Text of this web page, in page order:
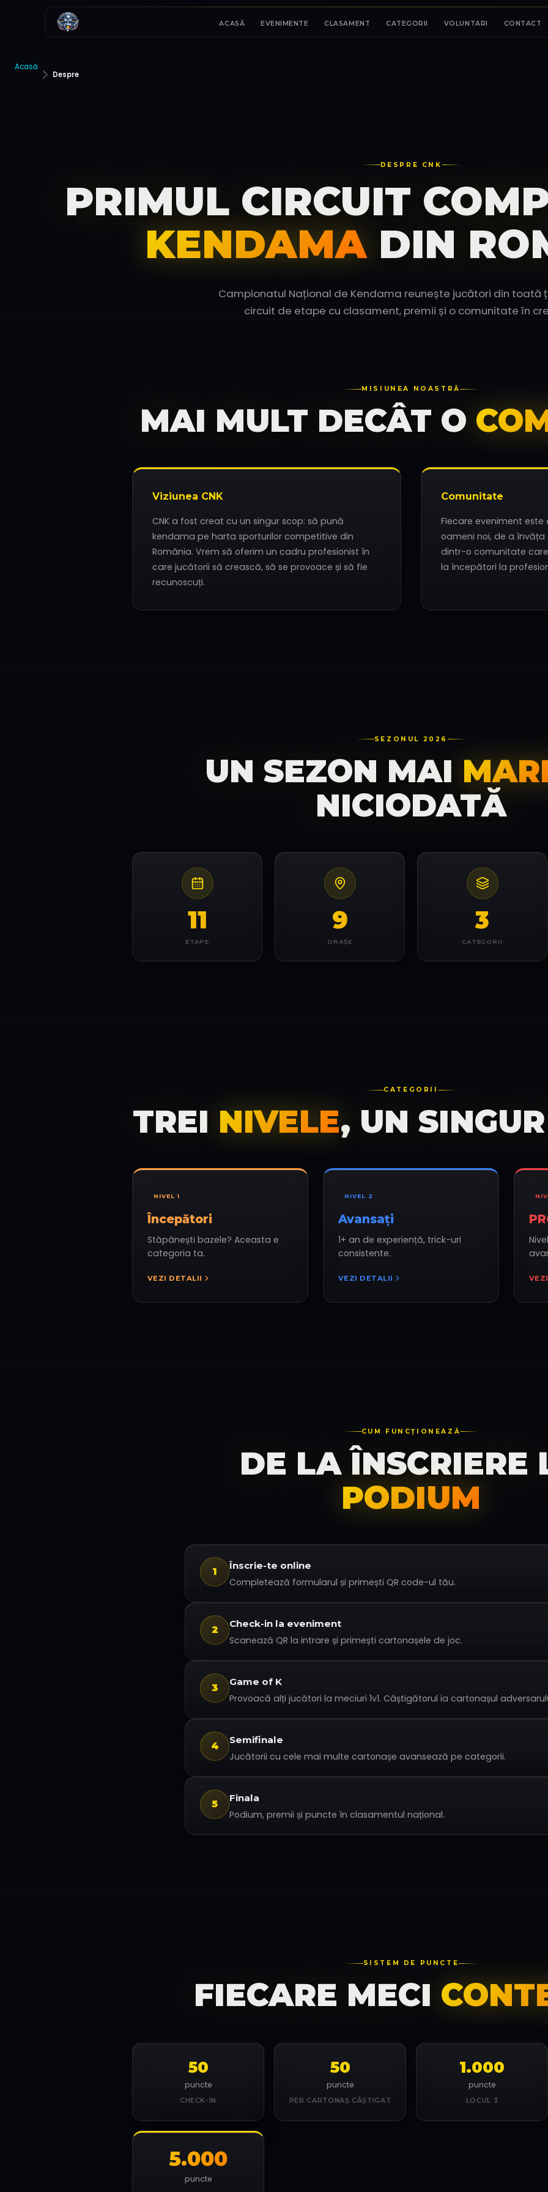
ACASĂ EVENIMENTE CLASAMENT CATEGORII VOLUNTARI CONTACT
Acasă
Despre
DESPRE CNK
PRIMUL CIRCUIT
KENDAMA DIN
Campionatul Național de Kendama reunește jucători din toată
circuit de etape cu clasament, premii și o comunitate în
MISIUNEA NOASTRĂ
MAI MULT DECÂT O
Viziunea CNK
CNK a fost creat cu un singur scop: să pună
kendama pe harta sporturilor competitive din
România. Vrem să oferim un cadru profesionist în
care jucătorii să crească, să se provoace și să fie
recunoscuți.
Comunitate
Fiecare eveniment
oameni noi, de a
dintr-o comunitate
la începători la
SEZONUL 2026
UN SEZON MAI
NICIODATĂ
11
ETAPE
9
ORAȘE
3
CATEGORII
CATEGORII
TREI NIVELE, UN
NIVEL1
Începători
Stăpânești bazele? Aceasta e
categoria ta.
VEZI DETALII
NIVEL 2
Avansați
1+ an de experiență, trick-uri
consistente.
VEZI DETALII
CUM FUNCȚIONEAZĂ
DE LA ÎNSCRIERE
PODIUM
1
Înscrie-te online
Completează formularul și primești QR code-ul tău.
2
Check-in la eveniment
Scanează QR la intrare și primești cartonașele de joc.
3
Game of K
Provoacă alți jucători la meciuri 1v1. Câștigătorul ia cartonașul
4
Semifinale
Jucătorii cu cele mai multe cartonașe avansează pe categorii.
5
Finala
Podium, premii și puncte în clasamentul național.
SISTEM DE PUNCTE
FIECARE MECI
50
puncte
CHECK-IN
50
puncte
PER CARTONAȘ CÂȘTIGAT
1.000
puncte
LOCUL 3
5.000
puncte